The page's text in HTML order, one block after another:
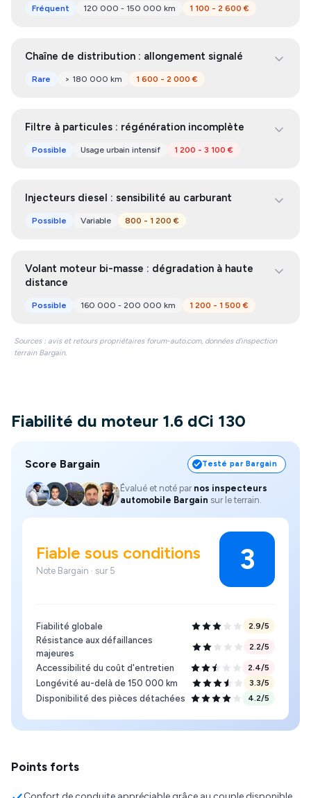
Fréquent 120 000 - 150 000 km 1 100 - 2 600 €
Chaîne de distribution : allongement signalé
Rare > 180 000 km 1 600 - 2 000 €
Filtre à particules : régénération incomplète
Possible Usage urbain intensif 1 200 - 3 100 €
Injecteurs diesel : sensibilité au carburant
Possible Variable 800 - 1 200 €
Volant moteur bi-masse : dégradation à haute
distance
Possible 160 000 - 200 000 km 1 200 - 1 500 €
Sources : avis et retours propriétaires forum-auto.com, données d'inspection
terrain Bargain.
Fiabilité du moteur 1.6 dCi 130
Score Bargain Testé par Bargain
Évalué et noté par nos inspecteurs
automobile Bargain sur le terrain.
Fiable sous conditions
Note Bargain · sur 5 3
Fiabilité globale 2.9/5
Résistance aux défaillances
majeures
2.2/5
Accessibilité du coût d'entretien 2.4/5
Longévité au-delà de 150 000 km 3.3/5
Disponibilité des pièces détachées 4.2/5
Points forts